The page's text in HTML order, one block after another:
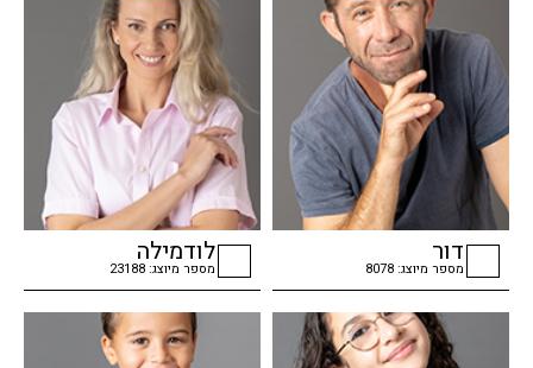
checkbox
דור
מספר מיוצג: 8078
checkbox
לודמילה
מספר מיוצג: 23188